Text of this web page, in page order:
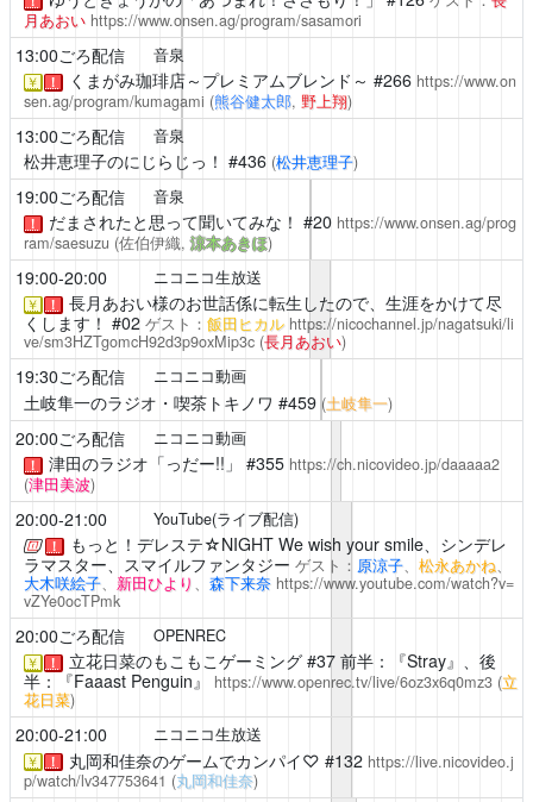
月あおい https://www.onsen.ag/program/sasamori
13:00ごろ配信 音泉
￥ ！ くまがみ珈琲店～プレミアムブレンド～ #266 https://www.on
sen.ag/program/kumagami (熊谷健太郎, 野上翔)
13:00ごろ配信 音泉
松井恵理子のにじらじっ！ #436 (松井恵理子)
19:00ごろ配信 音泉
！ だまされたと思って聞いてみな！ #20 https://www.onsen.ag/prog
ram/saesuzu (佐伯伊織,涼本あきほ)
19:00-20:00 ニコニコ生放送
￥ ！
長月あおい様のお世話係に転生したので、生涯をかけて尽
くします！ #02 ゲスト： 飯田ヒカル https://nicochannel.jp/nagatsuki/li
ve/sm3HZTgomcH92d3p9oxMip3c (長月あおい)
19:30ごろ配信 ニコニコ動画
土岐隼一のラジオ・喫茶トキノワ #459 (土岐隼一)
20:00ごろ配信 ニコニコ動画
！ 津田のラジオ「っだー!!」 #355 https://ch.nicovideo.jp/daaaaa2
(津田美波)
20:00-21:00 YouTube(ライブ配信)
！ もっと！デレステ☆NIGHTWe wish your smile、シンデレ
ラマスター、スマイルファンタジー ゲスト： 原涼子、 松永あかね、
大木咲絵子、 新田ひより 、 森下来奈 https://www.youtube.com/watch?v=
vZYe0ocTPmk
20:00ごろ配信 OPENREC
￥ ！ 立花日菜のもこもこゲーミング#37 前半：『Stray』、後
半：『Faaast Penguin』
https://www.openrec.tv/live/6oz3x6q0mz3 (立
花日菜)
20:00-21:00 ニコニコ生放送
￥ ！ 丸岡和佳奈のゲームでカンパイ♡ #132 https://live.nicovideo.j
p/watch/lv347753641 (丸岡和佳奈)